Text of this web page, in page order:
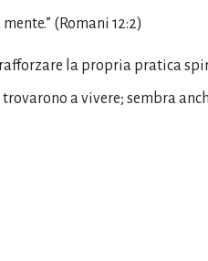
(Romani 12:2)
la propria pratica
a vivere; sembra